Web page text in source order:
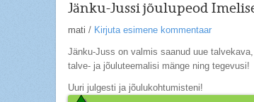
Jänku-Jussi jõulupeod
mati / Kirjuta esimene kommentaar
Jänku-Juss on valmis saanud uue
talve- ja jõuluteemalisi mänge ning tegevusi!
Uuri julgesti ja jõulukohtumisteni!